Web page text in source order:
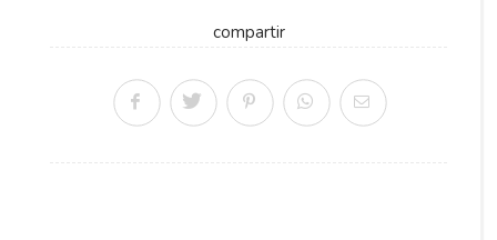
compartir